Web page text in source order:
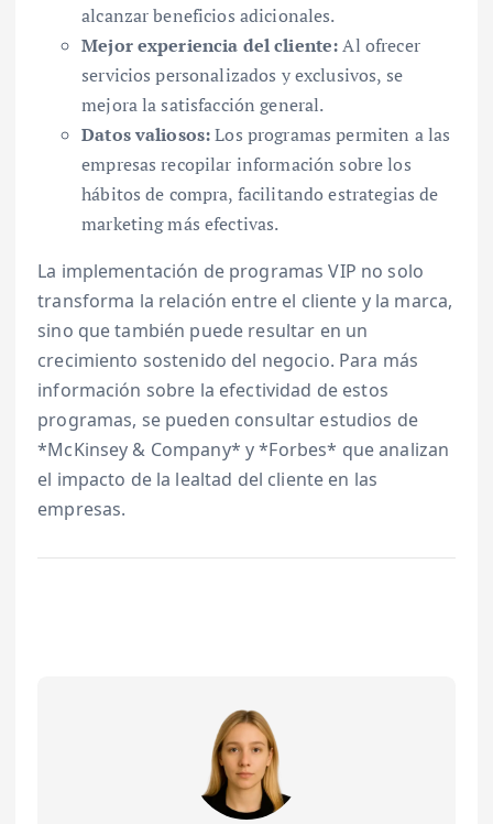
alcanzar beneficios adicionales.
Mejor experiencia del cliente:Al ofrecer
servicios personalizados y exclusivos, se
mejora la satisfacción general.
Datos valiosos:Los programas permiten a las
empresas recopilar información sobre los
hábitos de compra, facilitando estrategias de
marketing más efectivas.
La implementación de programas VIP no solo
transforma la relación entre el cliente y la marca,
sino que también puede resultar en un
crecimiento sostenido del negocio. Para más
información sobre la efectividad de estos
programas, se pueden consultar estudios de
*McKinsey & Company* y *Forbes* que analizan
el impacto de la lealtad del cliente en las
empresas.